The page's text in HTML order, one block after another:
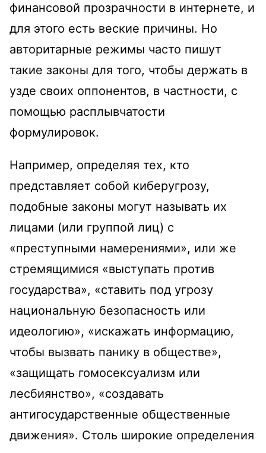
финансовой прозрачности в интернете, и
для этого есть веские причины. Но
авторитарные режимы часто пишут
такие законы для того, чтобы держать в
узде своих оппонентов, в частности, с
помощью расплывчатости
формулировок.
Например, определяя тех, кто
представляет собой киберугрозу,
подобные законы могут называть их
лицами (или группой лиц) с
«преступными намерениями», или же
стремящимися «выступать против
государства», «ставить под угрозу
национальную безопасность или
идеологию», «искажать информацию,
чтобы вызвать панику в обществе»,
«защищать гомосексуализм или
лесбиянство», «создавать
антигосударственные общественные
движения». Столь широкие определения